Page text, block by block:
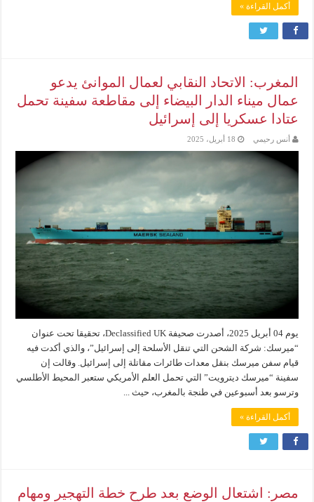
أكمل القراءة »
المغرب: الاتحاد النقابي لعمال الموانئ يدعو
عمال ميناء الدار البيضاء إلى مقاطعة سفينة تحمل
عتادا عسكريا إلى إسرائيل
أنس رحيمي 18 أبريل، 2025
يوم 04 أبريل 2025، أصدرت صحيفة Declassified UK، تحقيقا تحت عنوان
“ميرسك: شركة الشحن التي تنقل الأسلحة إلى إسرائيل”، والذي أكدت فيه
قيام سفن ميرسك بنقل معدات طائرات مقاتلة إلى إسرائيل. وقالت إن
سفينة “ميرسك ديترويت” التي تحمل العلم الأمريكي ستعبر المحيط الأطلسي
وترسو بعد أسبوعين في طنجة بالمغرب، حيث ...
أكمل القراءة »
مصر: اشتعال الوضع بعد طرح خطة التهجير ومهام